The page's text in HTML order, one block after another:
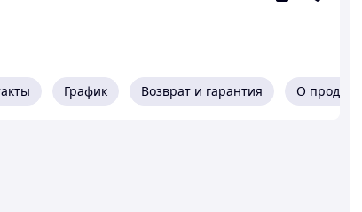
График Возврат и гарантия О продавце